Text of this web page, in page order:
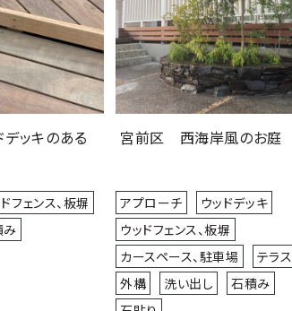
ッキのある
フェンス、板塀
み
宮前区 西海岸風のお庭
アプローチ
ウッドデッキ
ウッドフェンス、板塀
カースペース、駐車場
テラス
外構
洗い出し
石積み